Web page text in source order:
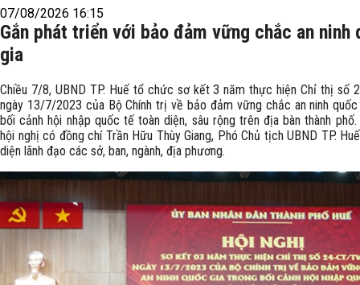
07/08/2026 16:15
Gắn phát triển với bảo đảm vững chắc an ninh
gia
Chiều 7/8, UBND TP. Huế tổ chức sơ kết 3 năm thực hiện Chỉ thị số
ngày 13/7/2023 của Bộ Chính trị về bảo đảm vững chắc an ninh
bối cảnh hội nhập quốc tế toàn diện, sâu rộng trên địa bàn thành
hội nghị có đồng chí Trần Hữu Thùy Giang, Phó Chủ tịch UBND TP.
diện lãnh đạo các sở, ban, ngành, địa phương.